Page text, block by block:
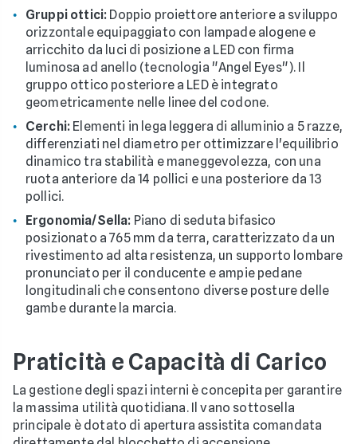
Gruppi ottici: Doppio proiettore anteriore a sviluppo
orizzontale equipaggiato con lampade alogene e
arricchito da luci di posizione a LED con firma
luminosa ad anello (tecnologia "Angel Eyes"). Il
gruppo ottico posteriore a LED è integrato
geometricamente nelle linee del codone.
Cerchi: Elementi in lega leggera di alluminio a 5 razze,
differenziati nel diametro per ottimizzare l'equilibrio
dinamico tra stabilità e maneggevolezza, con una
ruota anteriore da 14 pollici e una posteriore da 13
pollici.
Ergonomia/Sella: Piano di seduta bifasico
posizionato a 765 mm da terra, caratterizzato da un
rivestimento ad alta resistenza, un supporto lombare
pronunciato per il conducente e ampie pedane
longitudinali che consentono diverse posture delle
gambe durante la marcia.
Praticità e Capacità di Carico
La gestione degli spazi interni è concepita per garantire
la massima utilità quotidiana. Il vano sottosella
principale è dotato di apertura assistita comandata